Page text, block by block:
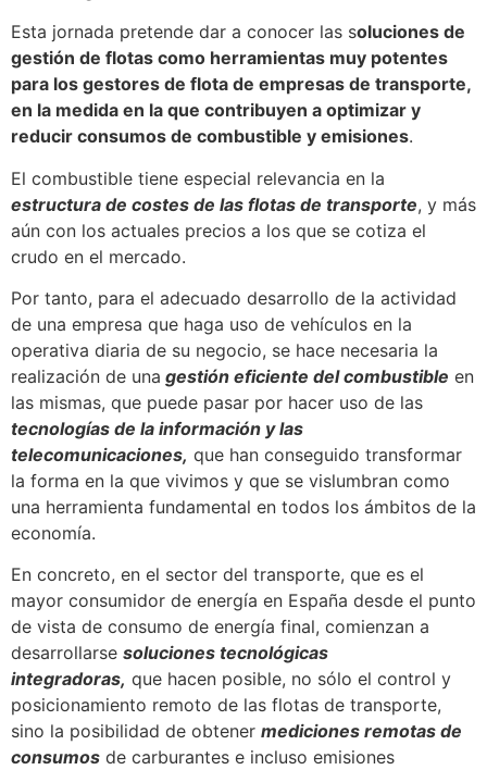
Esta jornada pretende dar a conocer las soluciones de
gestión de flotas como herramientas muy potentes
para los gestores de flota de empresas de transporte,
en la medida en la que contribuyen a optimizar y
reducir consumos de combustible y emisiones.
El combustible tiene especial relevancia en la
estructura de costes de las flotas de transporte, y más
aún con los actuales precios a los que se cotiza el
crudo en el mercado.
Por tanto, para el adecuado desarrollo de la actividad
de una empresa que haga uso de vehículos en la
operativa diaria de su negocio, se hace necesaria la
realización de una gestión eficiente del combustible en
las mismas, que puede pasar por hacer uso de las
tecnologías de la información y las
telecomunicaciones, que han conseguido transformar
la forma en la que vivimos y que se vislumbran como
una herramienta fundamental en todos los ámbitos de la
economía.
En concreto, en el sector del transporte, que es el
mayor consumidor de energía en España desde el punto
de vista de consumo de energía final, comienzan a
desarrollarse soluciones tecnológicas
integradoras, que hacen posible, no sólo el control y
posicionamiento remoto de las flotas de transporte,
sino la posibilidad de obtener mediciones remotas de
consumos de carburantes e incluso emisiones